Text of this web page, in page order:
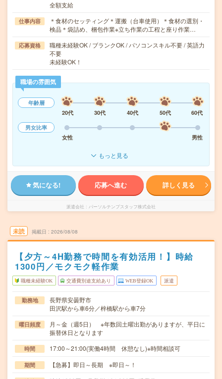
全額支給
仕事内容
＊食材のセッティング＊運搬（台車使用）＊食材の選別・
検品＊袋詰め、梱包作業※立ち作業の工程と座り作業…
応募資格
職種未経験OK / ブランクOK / パソコンスキル不要 / 英語力
不要
未経験OK！
職場の雰囲気
年齢層
20代
30代 40代 50代
60代
男女比率
女性
男性
もっと見る
気になる! 応募へ進む 詳しく見る
派遣会社 パーソルテンプスタッフ株式会社
未読 掲載日 2026/08/08
【夕方～4H勤務で時間を有効活用！】時給
1300円／モクモク軽作業
職種未経験OK 交通費別途支給あり WEB登録OK 派遣
勤務地
長野県安曇野市
田沢駅から車6分／梓橋駅から車7分
曜日頻度
月～金（週5日） ※年数回土曜出勤がありますが、平日に
振替休日となります
時間 17:00～21:00(実働4時間 休憩なし)※時間相談可
期間 【急募】即日～長期 ※即日～！